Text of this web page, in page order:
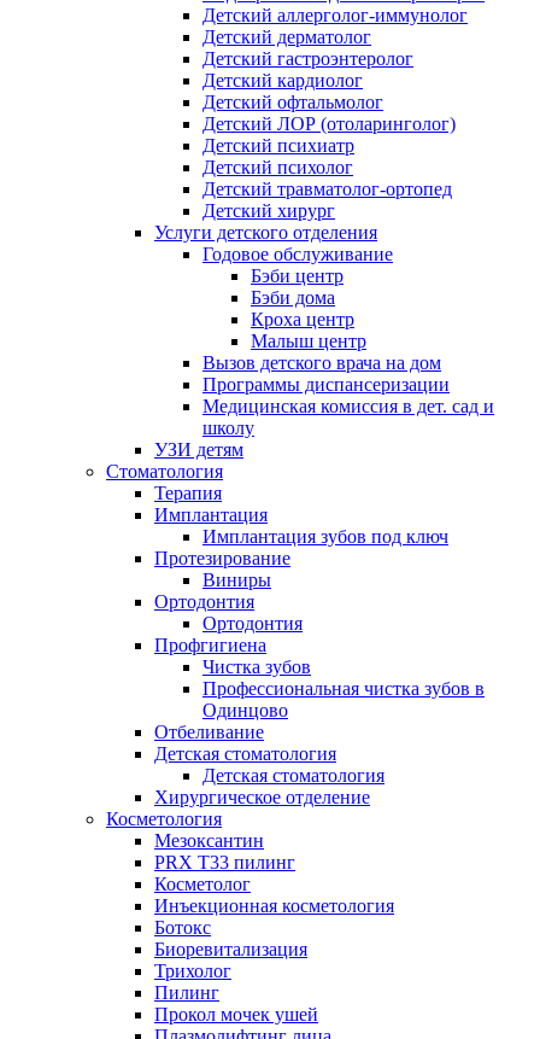
Детский аллерголог-иммунолог
Детский дерматолог
Детский гастроэнтеролог
Детский кардиолог
Детский офтальмолог
Детский ЛОР (отоларинголог)
Детский психиатр
Детский психолог
Детский травматолог-ортопед
Детский хирург
Услуги детского отделения
Годовое обслуживание
Бэби центр
Бэби дома
Кроха центр
Малыш центр
Вызов детского врача на дом
Программы диспансеризации
Медицинская комиссия в дет. сад и
школу
УЗИ детям
Стоматология
Терапия
Имплантация
Имплантация зубов под ключ
Протезирование
Виниры
Ортодонтия
Ортодонтия
Профгигиена
Чистка зубов
Профессиональная чистка зубов в
Одинцово
Отбеливание
Детская стоматология
Детская стоматология
Хирургическое отделение
Косметология
Мезоксантин
PRX T33 пилинг
Косметолог
Инъекционная косметология
Ботокс
Биоревитализация
Трихолог
Пилинг
Прокол мочек ушей